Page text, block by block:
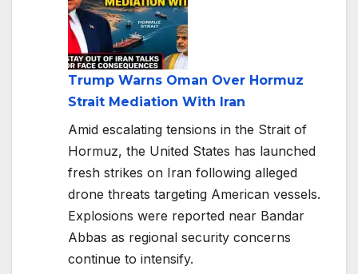
Trump Warns Oman Over Hormuz
Strait Mediation With Iran
Amid escalating tensions in the Strait of
Hormuz, the United States has launched
fresh strikes on Iran following alleged
drone threats targeting American vessels.
Explosions were reported near Bandar
Abbas as regional security concerns
continue to intensify.